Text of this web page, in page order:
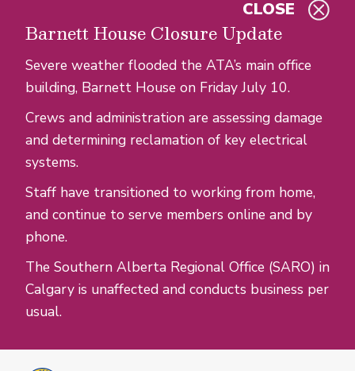
Barnett House Closure Update
Severe weather flooded the ATA’s main office
building, Barnett House on Friday July 10.
Crews and administration are assessing damage
and determining reclamation of key electrical
systems.
Staff have transitioned to working from home,
and continue to serve members online and by
phone.
The Southern Alberta Regional Office (SARO) in
Calgary is unaffected and conducts business per
usual.
CLOSE